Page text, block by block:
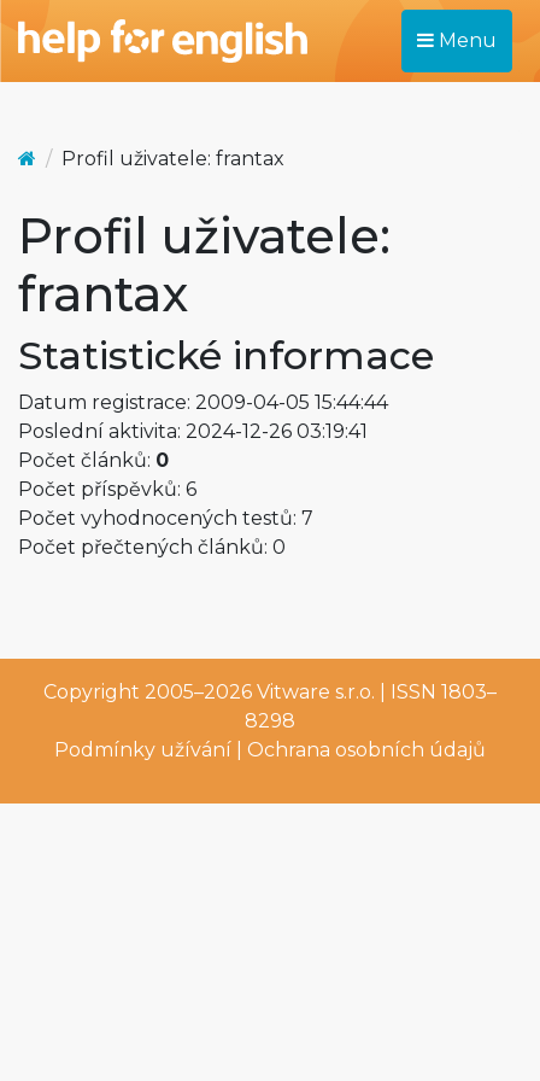
Menu
Profil uživatele: frantax
Profil uživatele:
frantax
Statistické informace
Datum registrace: 2009-04-05 15:44:44
Poslední aktivita: 2024-12-26 03:19:41
Počet článků: 0
Počet příspěvků: 6
Počet vyhodnocených testů: 7
Počet přečtených článků: 0
Copyright 2005–2026 Vitware s.r.o. | ISSN 1803–
8298
Podmínky užívání
Ochrana osobních údajů